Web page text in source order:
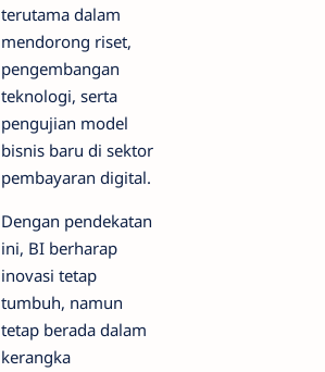
terutama dalam
mendorong riset,
pengembangan
teknologi, serta
pengujian model
bisnis baru di sektor
pembayaran digital.
Dengan pendekatan
ini, BI berharap
inovasi tetap
tumbuh, namun
tetap berada dalam
kerangka